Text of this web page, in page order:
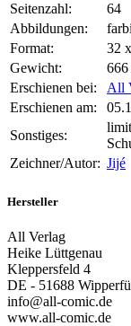
Seitenzahl:
64
Abbildungen:
Format:
32
Gewicht:
666
Erschienen bei:
All
Erschienen am:
Sonstiges:
Zeichner/Autor: Jijé
Hersteller
All Verlag
Heike Lüttgenau
Kleppersfeld 4
DE - 51688
info@all-comic.de
www.all-comic.de